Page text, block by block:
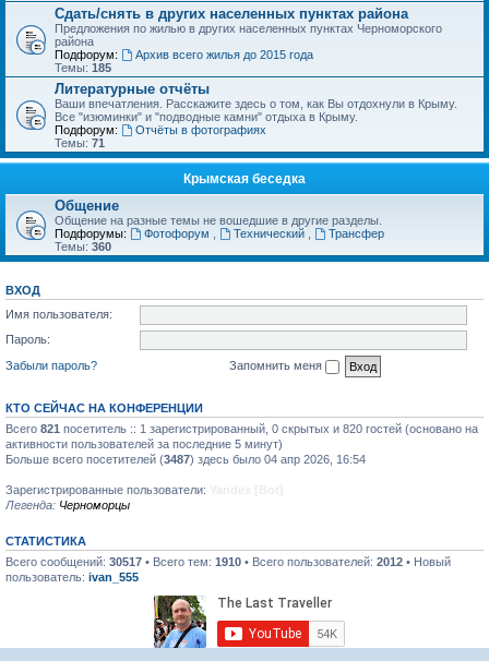
Сдать/снять в других населенных пунктах района
Предложения по жилью в других населенных пунктах Черноморского
района
Подфорум:
Архив всего жилья до 2015 года
Темы: 185
Литературные отчёты
Ваши впечатления. Расскажите здесь о том, как Вы отдохнули в Крыму.
Все "изюминки" и "подводные камни" отдыха в Крыму.
Подфорум:
Отчёты в фотографиях
Темы: 71
Крымская беседка
Общение
Общение на разные темы не вошедшие в другие разделы.
Подфорумы:
Фотофорум Технический
Трансфер
Темы: 360
ВХОД
Имя пользователя:
Пароль:
Забыли пароль?
Запомнить меня
КТО СЕЙЧАС НА КОНФЕРЕНЦИИ
Всего 821 посетитель :: 1 зарегистрированный, 0 скрытых и 820 гостей (основано на
активности пользователей за последние 5 минут)
Больше всего посетителей (3487) здесь было 04 апр 2026, 16:54
Зарегистрированные пользователи:
Легенда: Черноморцы
СТАТИСТИКА
Всего сообщений: 30517 • Всего тем: 1910 • Всего пользователей: 2012 • Новый
пользователь: ivan_555